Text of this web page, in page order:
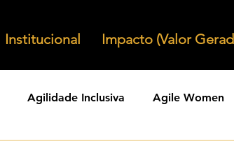
Institucional Impacto (Valor
Agilidade Inclusiva Agile Women